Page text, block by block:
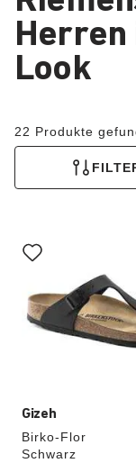
Herren
Look
22 Produkte
Gizeh
Birko-Flor
Schwarz
Anklicken
der
werden
die
Produktbilder